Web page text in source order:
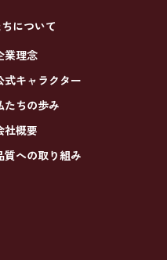
について
業理念
式キャラクター
たちの歩み
社概要
質への取り組み